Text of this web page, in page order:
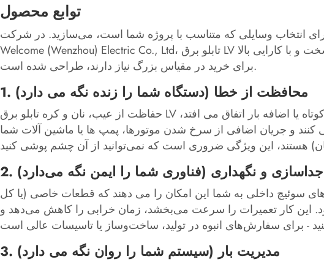
توابع محصول
انتخاب وسایلی که متناسب با پروژه شما است، می‌سازید. در شرکت
Welcome (Wenzhou) Electric Co., Ltd، تابلو برق LV ما برای ارائه این مشاغل اصلی ساخته شده است - برای خریداران صنعتی، تجاری و زیرساختی که به تجهیزات سخت و با کارایی بالا
برای خرید در مقیاس بزرگ نیاز دارند، طراحی شده است.
1. محافظت از خطا (دستگاه شما را زنده نگه می دارد)
حفاظت از عیب، نان و کره تابلو برق LV ما است - و اگر از قطعی و صورت‌حساب تعمیر خسته شده‌اید، این غیرقابل مذاکره است. هنگامی که یک اتصال کوتاه یا اضافه بار اتفاق می افتد،
و جریان اضافی از سرخ شدن موتورها، پمپ ها یا ماشین آلات شما
جداسازی و نگهداری (فناوری شما را ایمن نگه می‌دارد)
های سوئیچ داخلی به شما این امکان را می دهند که قطعات خاصی (یا کل
این کار تعمیرات را سرعت می‌بخشد، زمان خرابی را کاهش می‌دهد و
3. مدیریت بار (سیستم شما را روان نگه می دارد)